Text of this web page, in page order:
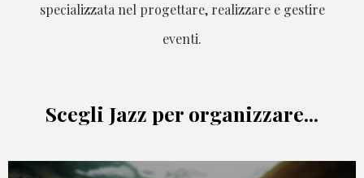
specializzata nel progettare, realizzare e gestire
eventi.
Scegli Jazz per organizzare...